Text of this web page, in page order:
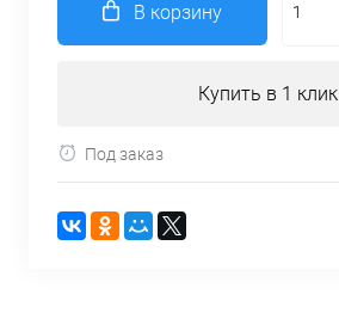
В корзину
Купить в 1 клик
Под заказ